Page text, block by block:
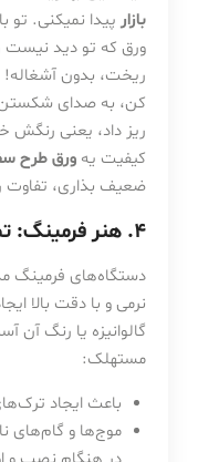
بازارپیدا نمیکنی. تو
ورق که تو دید
ریخت، بدون
کن، به صدای
ریز داد، یعنی رنگش
کیفیت یه ورق طرح
ضعیف بذاری، تفاوت
4. هنر فرمینگ: تمیزی و دقت در شکل‌دهی
دستگاه‌های فرمینگ
نرمی و با دقت بالا
گالوانیزه یا رنگ آن
مستهلک:
باعث ایجاد
موج‌ها و گام‌های